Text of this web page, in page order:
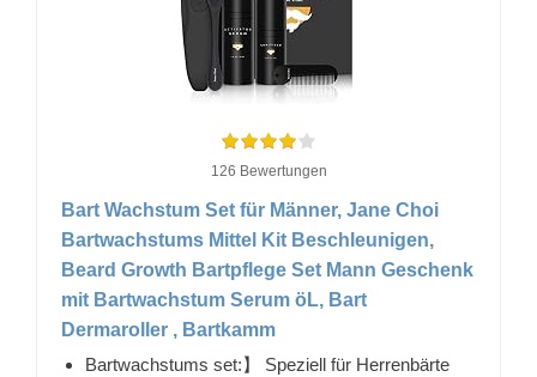
126 Bewertungen
Bart Wachstum Set für Männer, Jane Choi
Bartwachstums Mittel Kit Beschleunigen,
Beard Growth Bartpflege Set Mann Geschenk
mit Bartwachstum Serum öL, Bart
Dermaroller , Bartkamm
Bartwachstums set:】 Speziell für Herrenbärte